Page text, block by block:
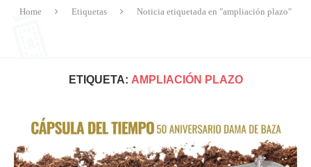
Home Etiquetas Noticia etiquetada en "ampliación plazo"
ETIQUETA: AMPLIACIÓN PLAZO